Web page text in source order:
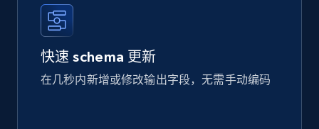
快速 schema 更新
在几秒内新增或修改输出字段，无需手动编码